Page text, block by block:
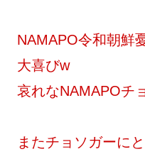
NAMAPO令和朝鮮
大喜びw
哀れなNAMAPOチ
またチョソガーに